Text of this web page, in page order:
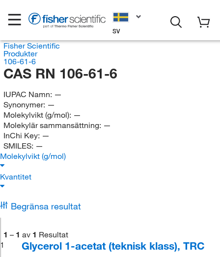
SV
Fisher Scientific
Produkter
106-61-6
CAS RN 106-61-6
IUPAC Namn: —
Synonymer: —
Molekylvikt (g/mol): —
Molekylär sammansättning: —
InChi Key: —
SMILES: —
Molekylvikt (g/mol)
Kvantitet
Begränsa resultat
1 – 1 av 1 Resultat
1
Glycerol 1-acetat (teknisk klass), TRC